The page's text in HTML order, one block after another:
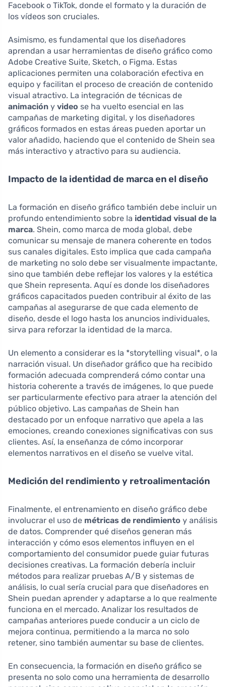
Facebook o TikTok, donde el formato y la duración de
los vídeos son cruciales.
Asimismo, es fundamental que los diseñadores
aprendan a usar herramientas de diseño gráfico como
Adobe Creative Suite, Sketch, o Figma. Estas
aplicaciones permiten una colaboración efectiva en
equipo y facilitan el proceso de creación de contenido
visual atractivo. La integración de técnicas de
animación y video se ha vuelto esencial en las
campañas de marketing digital, y los diseñadores
gráficos formados en estas áreas pueden aportar un
valor añadido, haciendo que el contenido de Shein sea
más interactivo y atractivo para su audiencia.
Impacto de la identidad de marca en el diseño
La formación en diseño gráfico también debe incluir un
profundo entendimiento sobre la identidad visual de la
marca. Shein, como marca de moda global, debe
comunicar su mensaje de manera coherente en todos
sus canales digitales. Esto implica que cada campaña
de marketing no solo debe ser visualmente impactante,
sino que también debe reflejar los valores y la estética
que Shein representa. Aquí es donde los diseñadores
gráficos capacitados pueden contribuir al éxito de las
campañas al asegurarse de que cada elemento de
diseño, desde el logo hasta los anuncios individuales,
sirva para reforzar la identidad de la marca.
Un elemento a considerar es la *storytelling visual*, o la
narración visual. Un diseñador gráfico que ha recibido
formación adecuada comprenderá cómo contar una
historia coherente a través de imágenes, lo que puede
ser particularmente efectivo para atraer la atención del
público objetivo. Las campañas de Shein han
destacado por un enfoque narrativo que apela a las
emociones, creando conexiones significativas con sus
clientes. Así, la enseñanza de cómo incorporar
elementos narrativos en el diseño se vuelve vital.
Medición del rendimiento y retroalimentación
Finalmente, el entrenamiento en diseño gráfico debe
involucrar el uso de métricas de rendimiento y análisis
de datos. Comprender qué diseños generan más
interacción y cómo esos elementos influyen en el
comportamiento del consumidor puede guiar futuras
decisiones creativas. La formación debería incluir
métodos para realizar pruebas A/B y sistemas de
análisis, lo cual sería crucial para que diseñadores en
Shein puedan aprender y adaptarse a lo que realmente
funciona en el mercado. Analizar los resultados de
campañas anteriores puede conducir a un ciclo de
mejora continua, permitiendo a la marca no solo
retener, sino también aumentar su base de clientes.
En consecuencia, la formación en diseño gráfico se
presenta no solo como una herramienta de desarrollo